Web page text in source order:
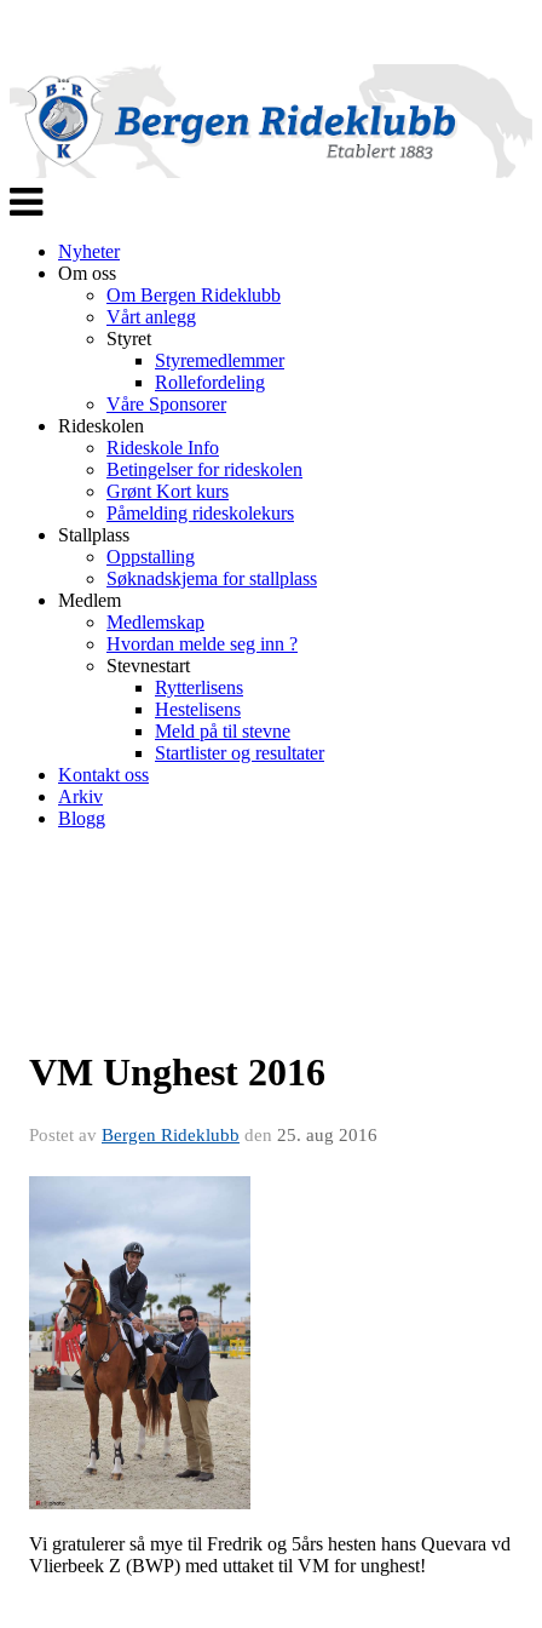
Veksle
navigasjon
Nyheter
Om oss
Om Bergen Rideklubb
Vårt anlegg
Styret
Styremedlemmer
Rollefordeling
Våre Sponsorer
Rideskolen
Rideskole Info
Betingelser for rideskolen
Grønt Kort kurs
Påmelding rideskolekurs
Stallplass
Oppstalling
Søknadskjema for stallplass
Medlem
Medlemskap
Hvordan melde seg inn ?
Stevnestart
Rytterlisens
Hestelisens
Meld på til stevne
Startlister og resultater
Kontakt oss
Arkiv
Blogg
VM Unghest 2016
Postet av Bergen Rideklubb den 25. aug 2016
Vi gratulerer så mye til Fredrik og 5års hesten hans Quevara vd
Vlierbeek Z (BWP) med uttaket til VM for unghest!